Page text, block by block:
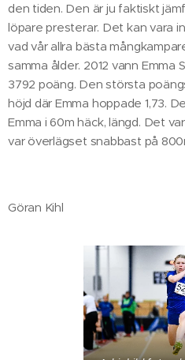
den tiden. Den är ju faktiskt
löpare presterar. Det kan vara
vad vår allra bästa
samma ålder. 2012 vann Emma
3792 poäng. Den största
höjd där Emma hoppade 1,73.
Emma i 60m häck, längd. Det
var överlägset snabbast på
Göran Kihl